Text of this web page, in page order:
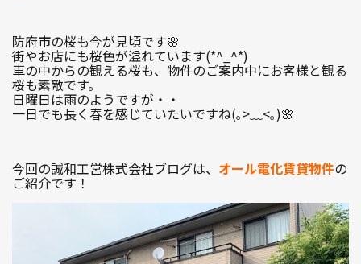
〜
防府市の桜も今が見頃です🌸
街やお店にも桜色が溢れています(*^_^*)
車の中からの観える桜も、物件のご案内中にお客様と観る
桜も素敵です。
日曜日は雨のようですが・・
一日でも長く春を感じていたいですね(｡>﹏<｡)🌸
今回の誠和工営株式会社ブログは、 オール電化賃貸物件の
ご紹介です！